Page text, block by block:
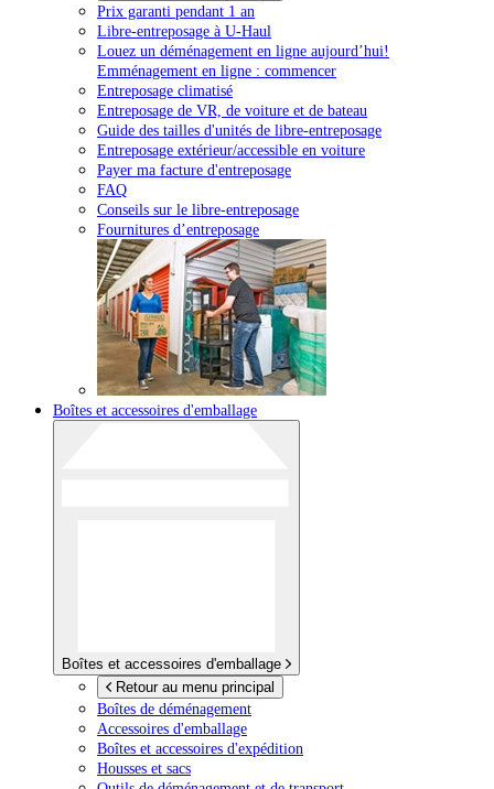
Prix garanti pendant 1 an
Libre-entreposage à U-Haul
Louez un déménagement en ligne aujourd’hui!
Emménagement en ligne : commencer
Entreposage climatisé
Entreposage de VR, de voiture et de bateau
Guide des tailles d'unités de libre-entreposage
Entreposage extérieur/accessible en voiture
Payer ma facture d'entreposage
FAQ
Conseils sur le libre-entreposage
Fournitures d’entreposage
Boîtes et accessoires d'emballage
Boîtes et accessoires d'emballage
Retour au menu principal
Boîtes de déménagement
Accessoires d'emballage
Boîtes et accessoires d'expédition
Housses et sacs